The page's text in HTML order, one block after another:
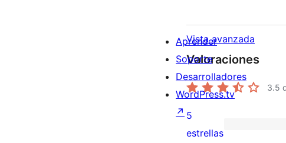
Vista avanzada
Valoraciones
3.5
1
5
estrellas
Aprender
Soporte
Desarrolladores
WordPress.tv
↗